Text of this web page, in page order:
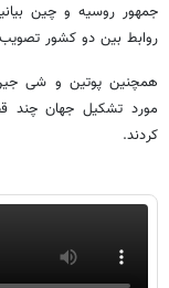
جمهور روسیه و چین
روابط بین دو کشور
همچنین پوتین و شی
مورد تشکیل جهان چند
کردند.